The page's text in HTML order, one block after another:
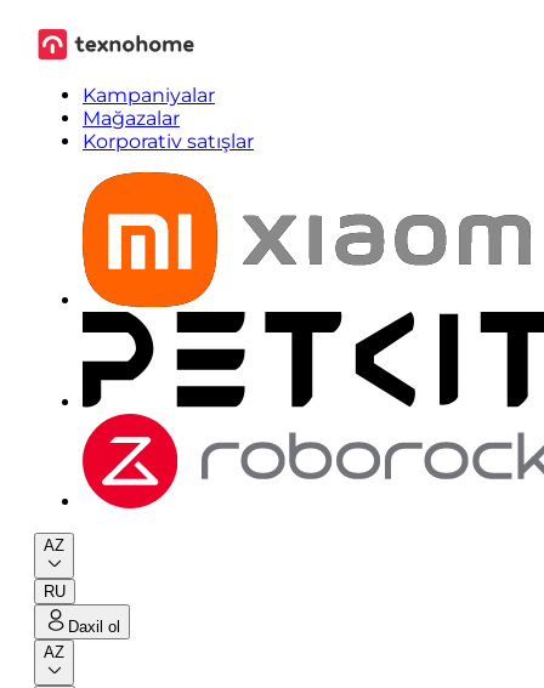
Kampaniyalar
Mağazalar
Korporativ satışlar
AZ
RU
Daxil ol
AZ